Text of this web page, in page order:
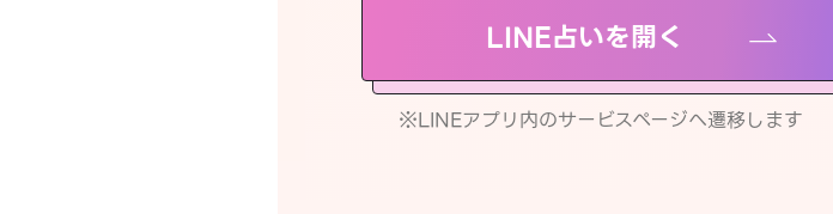
LINE占いを開く
※LINEアプリ内のサービスページへ遷移します